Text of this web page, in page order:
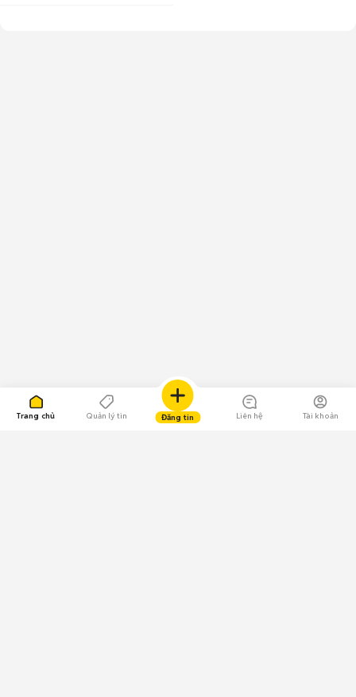
Trang chủ Quản lý tin Đăng tin Liên hệ Tài khoản